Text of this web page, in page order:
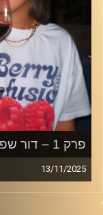
פרק 1 – דור שפעת
13/11/2025
כולנו יוצאים